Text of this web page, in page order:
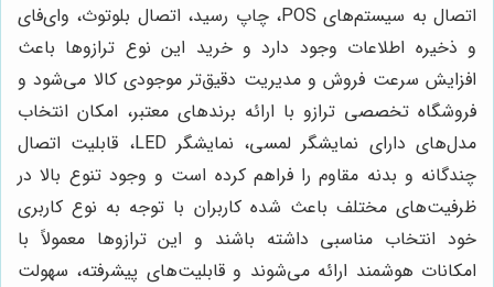
اتصال به سیستم‌های POS، چاپ رسید، اتصال بلوتوث، وای‌فای
و ذخیره اطلاعات وجود دارد و خرید این نوع ترازوها باعث
افزایش سرعت فروش و مدیریت دقیق‌تر موجودی کالا می‌شود و
فروشگاه تخصصی ترازو با ارائه برندهای معتبر، امکان انتخاب
مدل‌های دارای نمایشگر لمسی، نمایشگر LED، قابلیت اتصال
چندگانه و بدنه مقاوم را فراهم کرده است و وجود تنوع بالا در
ظرفیت‌های مختلف باعث شده کاربران با توجه به نوع کاربری
خود انتخاب مناسبی داشته باشند و این ترازوها معمولاً با
امکانات هوشمند ارائه می‌شوند و قابلیت‌های پیشرفته، سهولت